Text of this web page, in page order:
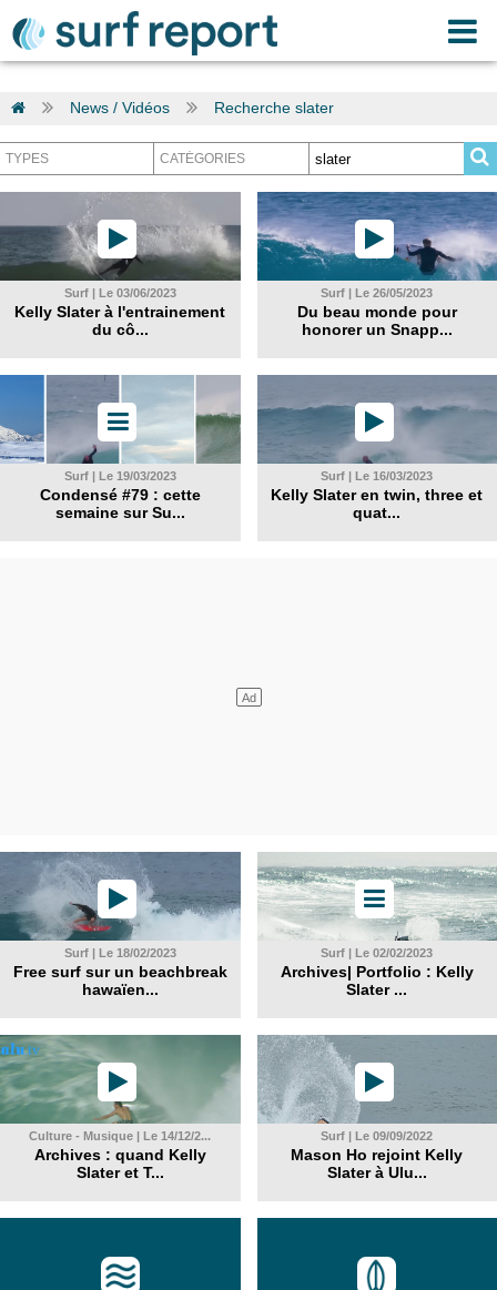
News / Vidéos Recherche slater
Surf | Le 03/06/2023
Kelly Slater à l'entrainement
du cô...
Surf | Le 26/05/2023
Du beau monde pour
honorer un Snapp...
Surf | Le 19/03/2023
Condensé #79 : cette
semaine sur Su...
Surf | Le 16/03/2023
Kelly Slater en twin, three et
quat...
Surf | Le 18/02/2023
Free surf sur un beachbreak
hawaïen...
Surf | Le 02/02/2023
Archives| Portfolio : Kelly
Slater ...
Culture - Musique | Le 14/12/2...
Archives : quand Kelly
Slater et T...
Surf | Le 09/09/2022
Mason Ho rejoint Kelly
Slater à Ulu...